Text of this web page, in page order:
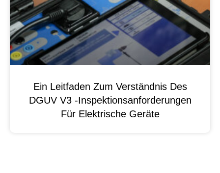
Ein Leitfaden Zum Verständnis Des
DGUV V3 -Inspektionsanforderungen
Für Elektrische Geräte